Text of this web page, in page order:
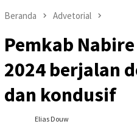
Beranda Advetorial
Pemkab
2024 berjalan
dan kondusif
Elias Douw